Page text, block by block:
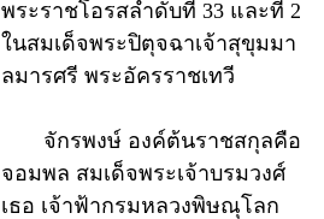
พระราชโอรสลำดับที่ 33 และที่ 2
ในสมเด็จพระปิตุจฉาเจ้าสุขุมมา
ลมารศรี พระอัครราชเทวี
จักรพงษ์ องค์ต้นราชสกุลคือ
จอมพล สมเด็จพระเจ้าบรมวงศ์
เธอ เจ้าฟ้ากรมหลวงพิษณุโลก